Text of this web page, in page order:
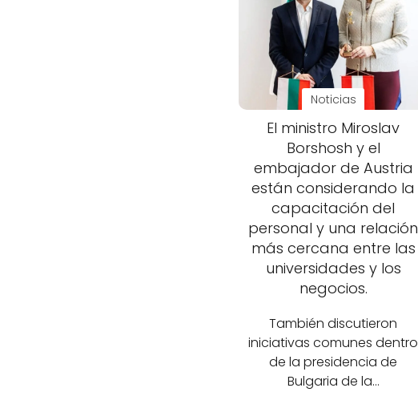
Noticias
El ministro Miroslav
Borshosh y el
embajador de Austria
están considerando la
capacitación del
personal y una relación
más cercana entre las
universidades y los
negocios.
También discutieron
iniciativas comunes dentro
de la presidencia de
Bulgaria de la…